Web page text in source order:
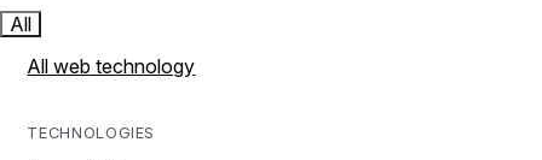
All
All web technology
TECHNOLOGIES